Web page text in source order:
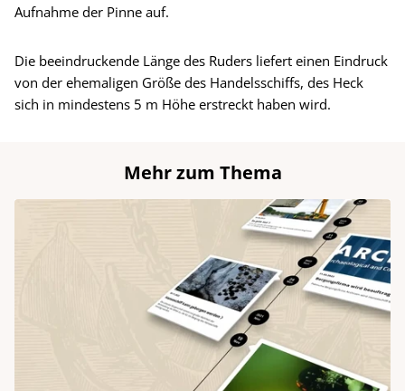
Aufnahme der Pinne auf.
Die beeindruckende Länge des Ruders liefert einen Eindruck
von der ehemaligen Größe des Handelsschiffs, des Heck
sich in mindestens 5 m Höhe erstreckt haben wird.
Mehr zum Thema